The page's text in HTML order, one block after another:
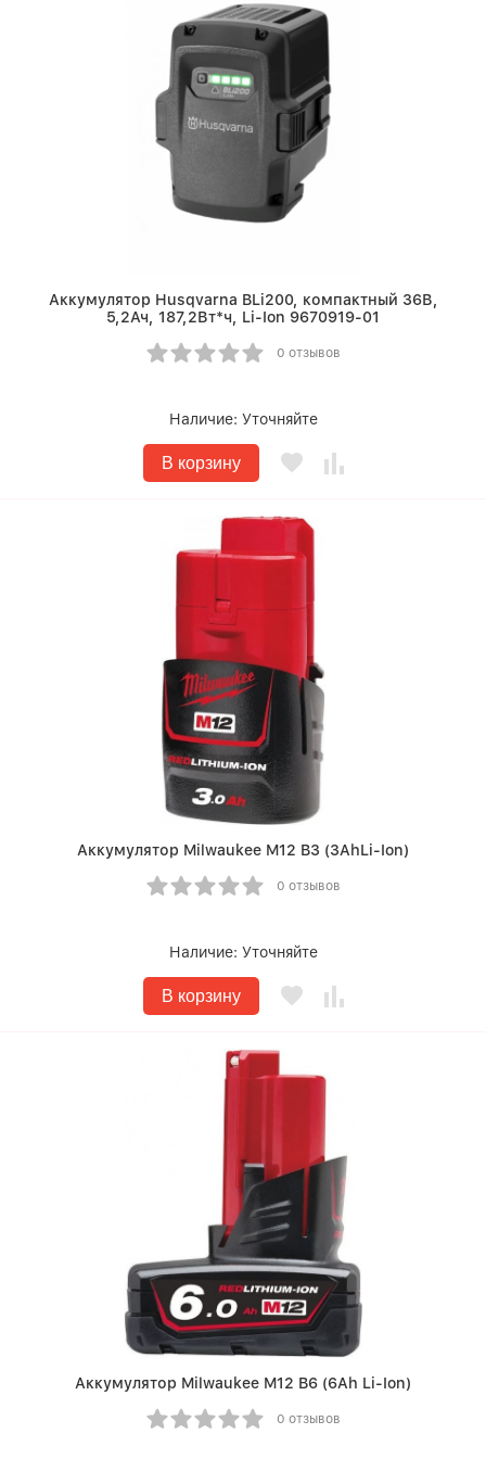
Аккумулятор Husqvarna BLi200, компактный 36В,
5,2Ач, 187,2Вт*ч, Li-Ion 9670919-01
0 отзывов
Наличие: Уточняйте
В корзину
Аккумулятор Milwaukee M12 B3 (3AhLi-Ion)
0 отзывов
Наличие: Уточняйте
В корзину
Аккумулятор Milwaukee M12 B6 (6Ah Li-Ion)
0 отзывов